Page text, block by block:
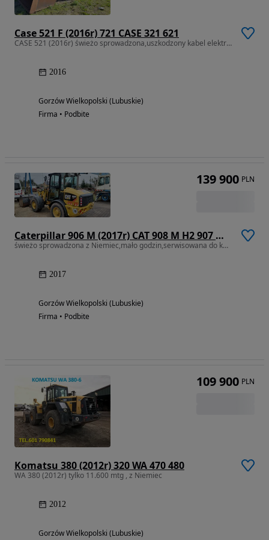
Case 521 F (2016r) 721 CASE 321 621
CASE 521 (2016r) świeżo sprowadzona,uszkodzony kabel elektryczny
2016
Gorzów Wielkopolski (Lubuskie)
Firma • Podbite
Caterpillar 906 M (2017r) CAT 908 M H2 907 M H2 906 M H2
świeżo sprowadzona z Niemiec,mało godzin,serwisowana do końca w CAT
2017
Gorzów Wielkopolski (Lubuskie)
Firma • Podbite
139 900 PLN
Komatsu 380 (2012r) 320 WA 470 480
WA 380 (2012r) tylko 11.600 mtg , z Niemiec
2012
Gorzów Wielkopolski (Lubuskie)
109 900 PLN